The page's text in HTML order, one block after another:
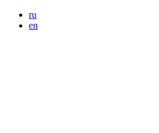
ru
en